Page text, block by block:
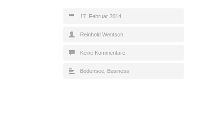
17. Februar 2014
Reinhold Wentsch
Keine Kommentare
Bodensee Business